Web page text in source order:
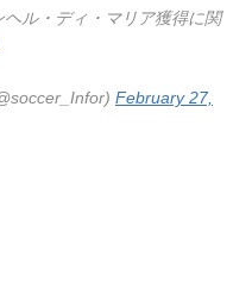
ル・ディ・マリア獲得に関
February 27,